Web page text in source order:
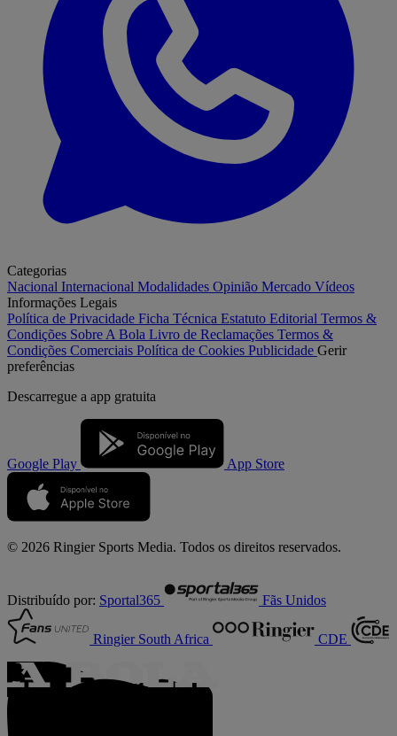
Categorias
Nacional Internacional Modalidades Opinião Mercado Vídeos
Informações Legais
Política de Privacidade Ficha Técnica Estatuto Editorial Termos &
Condições Sobre A Bola Livro de Reclamações Termos &
Condições Comerciais Política de Cookies Publicidade Gerir
preferências
Descarregue a app gratuita
Google Play App Store
© 2026 Ringier Sports Media. Todos os direitos reservados.
Distribuído por: Sportal365 Fãs Unidos
Ringier South Africa CDE